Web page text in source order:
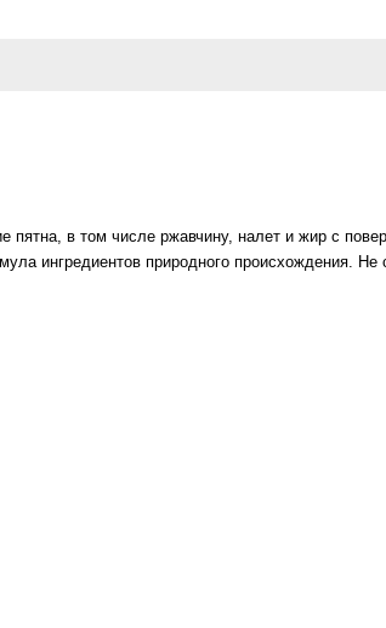
в том числе ржавчину, налет и жир с
ингредиентов природного происхождения. Не